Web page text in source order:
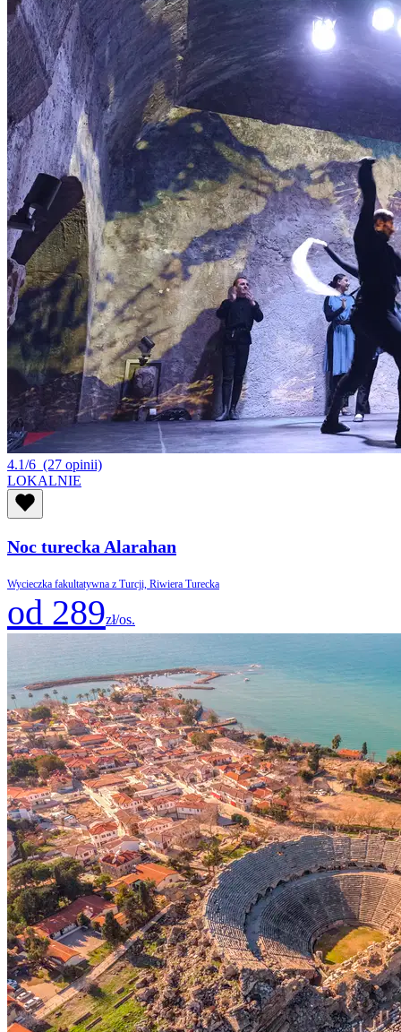
4.1/6 (27 opinii)
LOKALNIE
Noc turecka Alarahan
Wycieczka fakultatywna z Turcji, Riwiera Turecka
od 289zł/os.